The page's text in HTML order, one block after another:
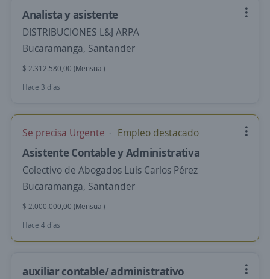
Analista y asistente
DISTRIBUCIONES L&J ARPA
Bucaramanga, Santander
$ 2.312.580,00 (Mensual)
Hace 3 días
Se precisa Urgente Empleo destacado
Asistente Contable y Administrativa
Colectivo de Abogados Luis Carlos Pérez
Bucaramanga, Santander
$ 2.000.000,00 (Mensual)
Hace 4 días
auxiliar contable/ administrativo